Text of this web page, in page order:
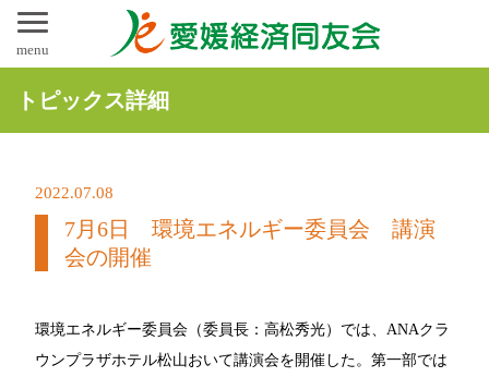
menu
トピックス詳細
2022.07.08
7月6日 環境エネルギー委員会 講演
会の開催
環境エネルギー委員会（委員長：高松秀光）では、ANAクラ
ウンプラザホテル松山おいて講演会を開催した。第一部では